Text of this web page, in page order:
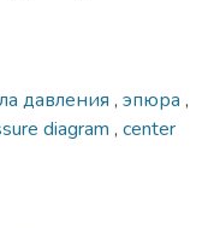
давления , эпюра ,
diagram , center